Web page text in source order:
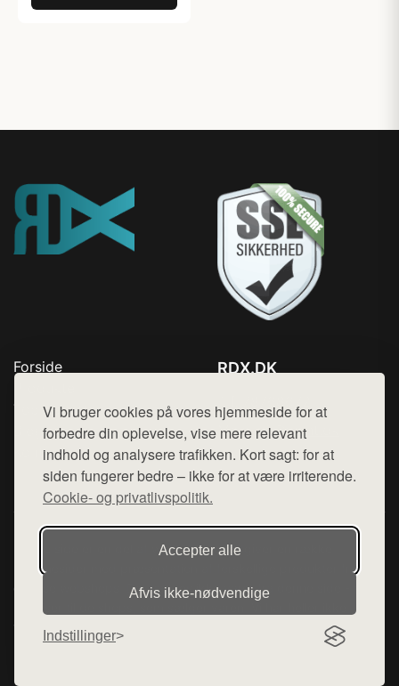
Vi bruger cookies på vores hjemmeside for at
forbedre din oplevelse, vise mere relevant
indhold og analysere trafikken. Kort sagt: for at
siden fungerer bedre – ikke for at være irriterende.
Cookie- og privatlivspolitik.
Accepter alle
Afvis ikke‑nødvendige
Indstillinger
Forside
Top Rabatter
Blog
Kontakt
RDX.DK
Mail: hej@want.dk
Cookie- og privatlivspolitik
Denne side er en del af want.dk, der udgiver en række
hjemmesider med præsentation af forskellige produkter fra
diverse webshops. Der sælges ikke varer fra denne side - vi
henviser til de shops, som sælger varen. Vi har heller ikke
varerne på lager.